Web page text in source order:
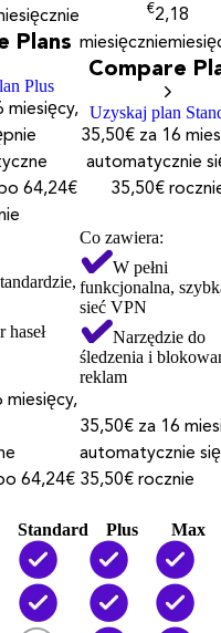
Plans
Plus
miesięcy,
64,24€
€2,18
miesięcznie
Compare
Uzyskaj plan
35,50€ za 16
automatycznie
35,50€
haseł
Co zawiera:
W pełni
funkcjonalna,
sieć VPN
Narzędzie do
śledzenia i
reklam
miesięcy,
64,24€
35,50€ za 16
automatycznie
35,50€ rocznie
Standard Plus
Max